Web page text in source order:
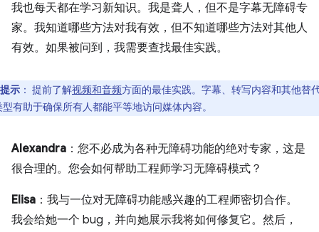
我也每天都在学习新知识。我是聋人，但不是字幕无障碍专
家。我知道哪些方法对我有效，但不知道哪些方法对其他人
有效。如果被问到，我需要查找最佳实践。
提示 ： 提前了解视频和音频方面的最佳实践。字幕、转写内容和其他替
有助于确保所有人都能平等地访问媒体内容。
Alexandra ：您不必成为各种无障碍功能的绝对专家，这是
很合理的。您会如何帮助工程师学习无障碍模式？
Elisa ：我与一位对无障碍功能感兴趣的工程师密切合作。
我会给她一个 bug，并向她展示我将如何修复它。然后，